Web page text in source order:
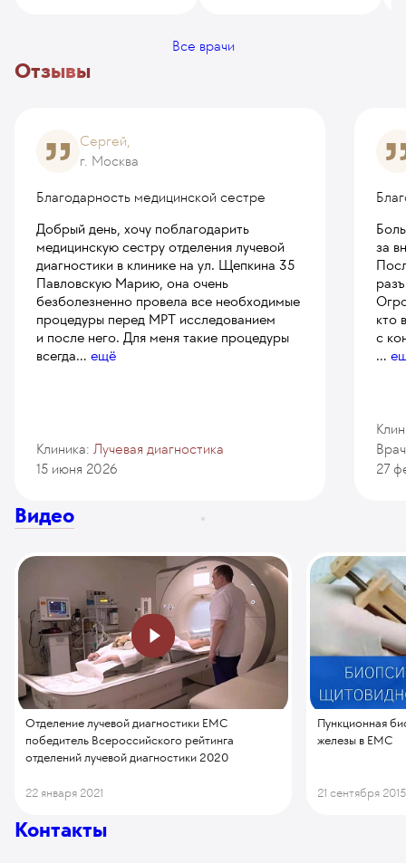
Все врачи
Отзывы
Сергей,
г. Москва
Благодарность медицинской сестре
Добрый день, хочу поблагодарить
медицинскую сестру отделения лучевой
диагностики в клинике на ул. Щепкина 35
Павловскую Марию, она очень
безболезненно провела все необходимые
процедуры перед МРТ исследованием
и после него. Для меня такие процедуры
всегда... ещё
Клиника: Лучевая диагностика
15 июня 2026
за
кто
с
...
27
Видео
Отделение лучевой диагностики ЕМС
победитель Всероссийского рейтинга
отделений лучевой диагностики 2020
22 января 2021
Пункционная
железы в ЕМС
21 сентября 2015
Контакты